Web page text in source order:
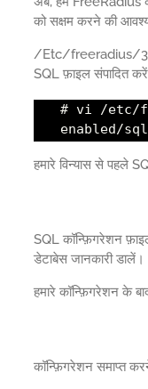
को सक्षम करने की
/Etc/freeradius/
SQL फ़ाइल संपादित
# vi /etc/
enabled/sql
हमारे विन्यास से पहले
SQL कॉन्फ़िगरेशन
डेटाबेस जानकारी डालें।
हमारे कॉन्फ़िगरेशन के
कॉन्फ़िगरेशन समाप्त